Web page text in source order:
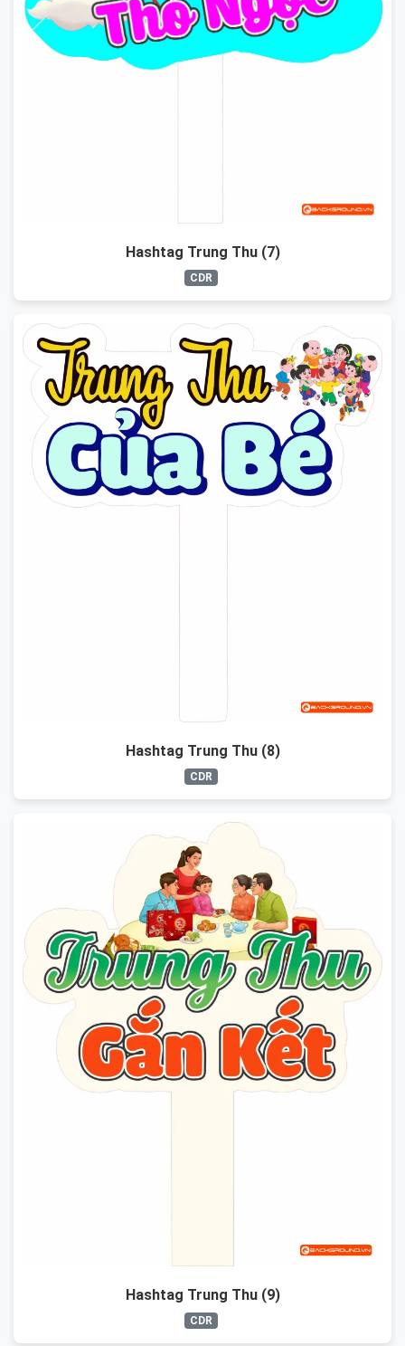
Hashtag Trung Thu (7)
CDR
Hashtag Trung Thu (8)
CDR
Hashtag Trung Thu (9)
CDR